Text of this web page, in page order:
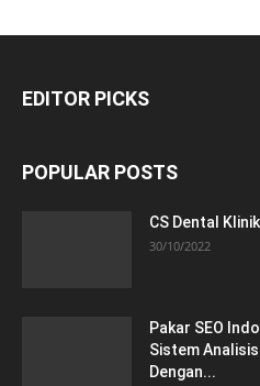
EDITOR PICKS
POPULAR POSTS
CS Dental
30/10/2022
Pakar SEO
Sistem
Dengan...